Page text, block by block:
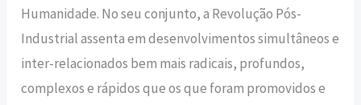
Humanidade. No seu conjunto, a Revolução Pós-
Industrial assenta em desenvolvimentos simultâneos e
inter-relacionados bem mais radicais, profundos,
complexos e rápidos que os que foram promovidos e